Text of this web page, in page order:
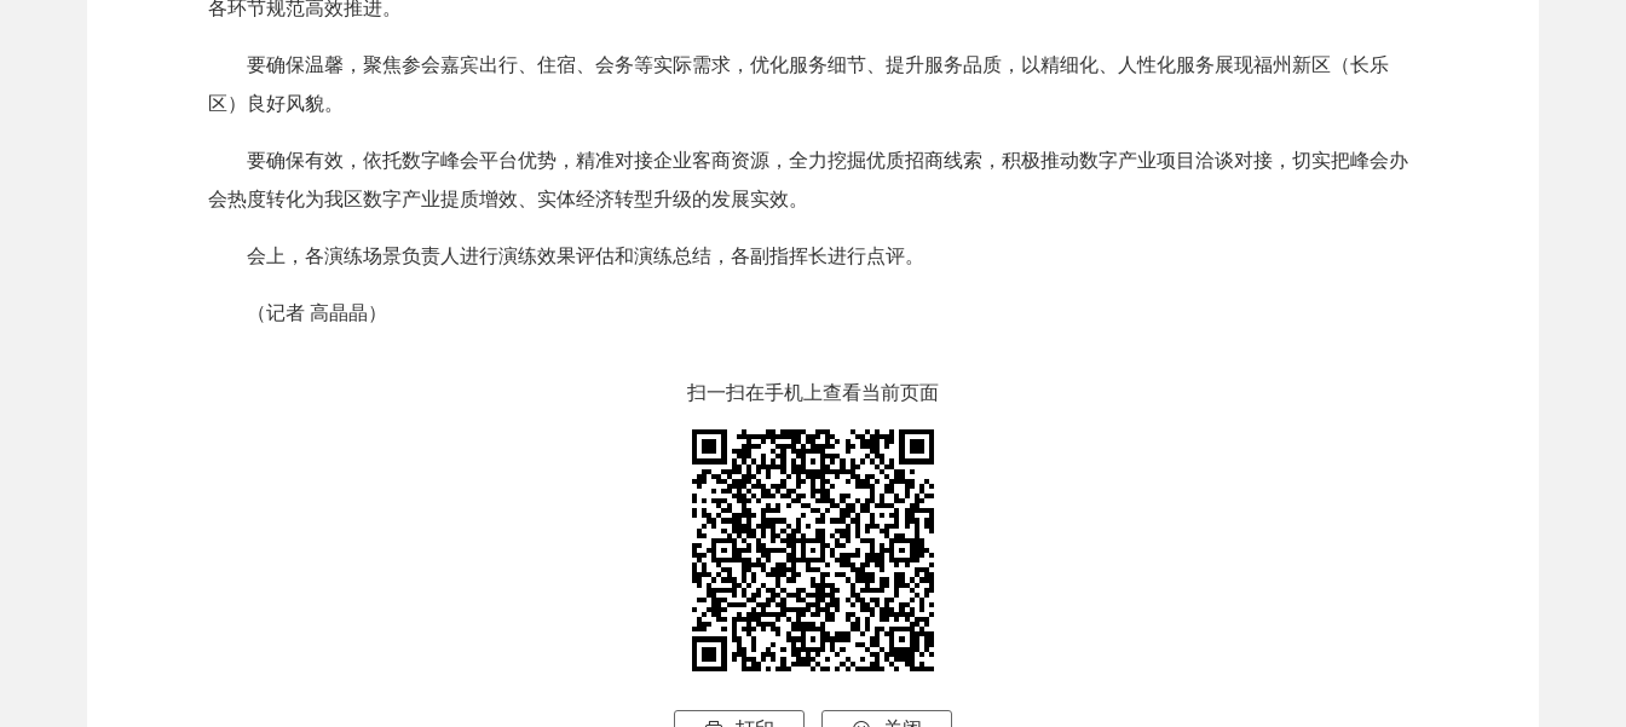
各环节规范高效推进。
要确保温馨，聚焦参会嘉宾出行、住宿、会务等实际需求，优化服务细节、提升服务品质，以精细化、人性化服务展现福州新区（长乐
区）良好风貌。
要确保有效，依托数字峰会平台优势，精准对接企业客商资源，全力挖掘优质招商线索，积极推动数字产业项目洽谈对接，切实把峰会办
会热度转化为我区数字产业提质增效、实体经济转型升级的发展实效。
会上，各演练场景负责人进行演练效果评估和演练总结，各副指挥长进行点评。
（记者 高晶晶）
扫一扫在手机上查看当前页面